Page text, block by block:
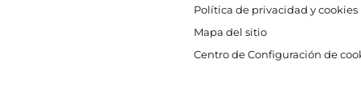
Política de privacidad y cookies
Mapa del sitio
Centro de Configuración de